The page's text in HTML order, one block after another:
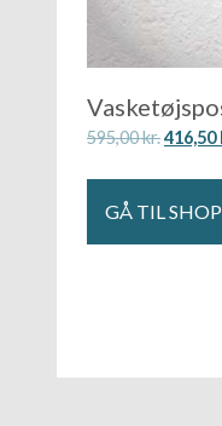
595,00kr.416,50
GÅ TIL SHOP